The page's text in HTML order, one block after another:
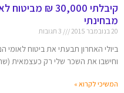
קיבלתי 30,000 ₪
מבחינתי
20 בנובמבר 2015
ביולי האחרון תבעתי את ביטוח
וחישבו את השכר שלי רק כעצמאית
המשיכי לקרוא »